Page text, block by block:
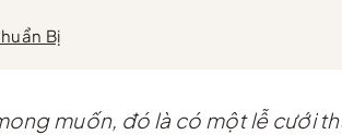
Bị
muốn, đó là có một lễ cưới